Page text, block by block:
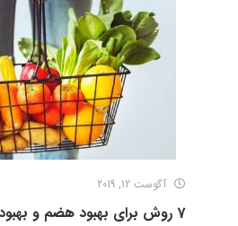
آگوست 12, 2019
7 روش برای بهبود هضم و